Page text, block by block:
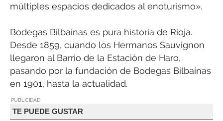
múltiples espacios dedicados al enoturismo».
Bodegas Bilbaínas es pura historia de Rioja.
Desde 1859, cuando los Hermanos Sauvignon
llegaron al Barrio de la Estación de Haro,
pasando por la fundación de Bodegas Bilbaínas
en 1901, hasta la actualidad.
PUBLICIDAD
TE PUEDE GUSTAR